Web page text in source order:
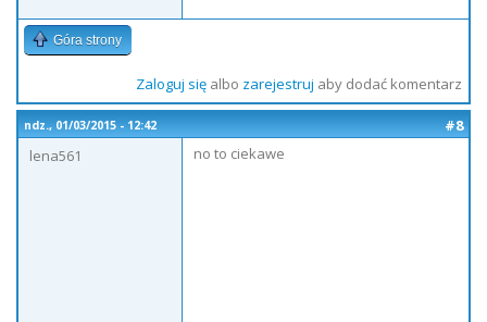
Góra strony
Zaloguj sięalbo zarejestruj aby dodać komentarz
ndz., 01/03/2015 - 12:42
#8
lena561
no to ciekawe